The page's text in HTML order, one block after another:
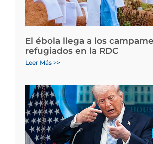
El ébola llega a los
refugiados en la RDC
Leer Más >>